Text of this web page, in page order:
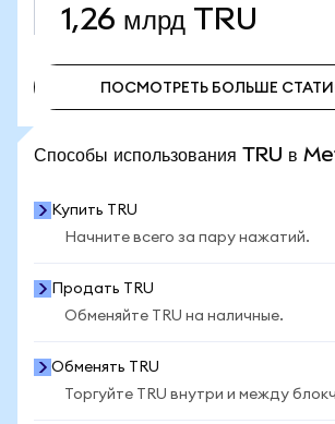
1,26 млрд TRU
ПОСМОТРЕТЬ БОЛЬШЕ
Способы использования TRU в
Купить TRU
Начните всего за пару нажатий.
Продать TRU
Обменяйте TRU на наличные.
Обменять TRU
Торгуйте TRU внутри и между